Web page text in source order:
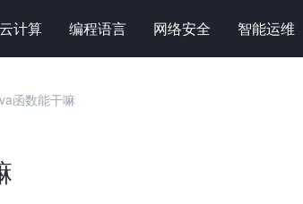
云计算 编程语言 网络安全 智能运维
函数能干嘛